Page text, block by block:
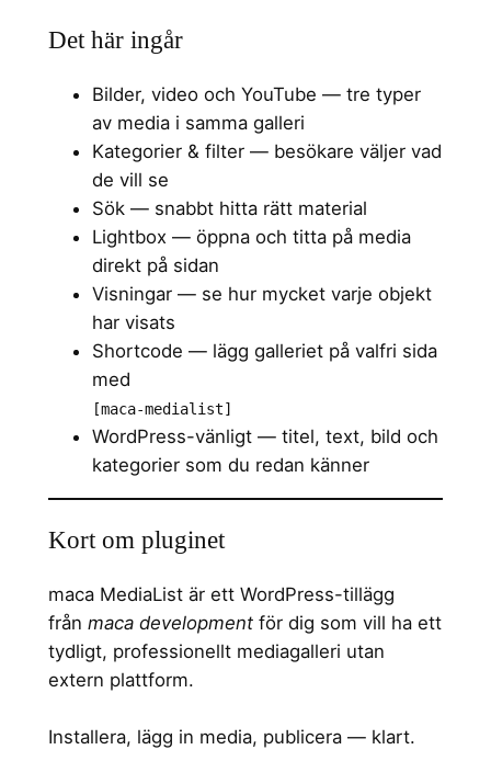
Det här ingår
Bilder, video och YouTube — tre typer
av media i samma galleri
Kategorier & filter — besökare väljer vad
de vill se
Sök — snabbt hitta rätt material
Lightbox — öppna och titta på media
direkt på sidan
Visningar — se hur mycket varje objekt
har visats
Shortcode — lägg galleriet på valfri sida
med
[maca-medialist]
WordPress-vänligt — titel, text, bild och
kategorier som du redan känner
Kort om pluginet
maca MediaList är ett WordPress-tillägg
från maca developmentför dig som vill ha ett
tydligt, professionellt mediagalleri utan
extern plattform.
Installera, lägg in media, publicera — klart.